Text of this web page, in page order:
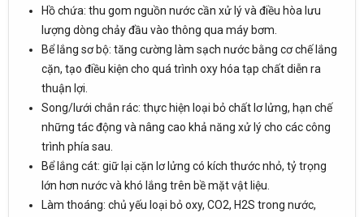
Hồ chứa: thu gom nguồn nước cần xử lý và điều hòa lưu
lượng dòng chảy đầu vào thông qua máy bơm.
Bể lắng sơ bộ: tăng cường làm sạch nước bằng cơ chế lắng
cặn, tạo điều kiện cho quá trình oxy hóa tạp chất diễn ra
thuận lợi.
Song/lưới chắn rác: thực hiện loại bỏ chất lơ lửng, hạn chế
những tác động và nâng cao khả năng xử lý cho các công
trình phía sau.
Bể lắng cát: giữ lại cặn lơ lửng có kích thước nhỏ, tỷ trọng
lớn hơn nước và khó lắng trên bề mặt vật liệu.
Làm thoáng: chủ yếu loại bỏ oxy, CO2, H2S trong nước,